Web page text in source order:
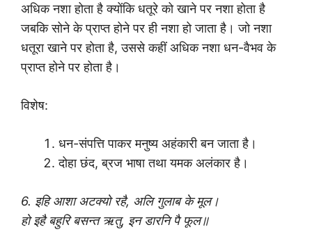
अधिक नशा होता है क्योंकि धतूरे को खाने पर नशा होता है
जबकि सोने के प्राप्त होने पर ही नशा हो जाता है। जो नशा
धतूरा खाने पर होता है, उससे कहीं अधिक नशा धन-वैभव के
प्राप्त होने पर होता है।
विशेष:
धन-संपत्ति पाकर मनुष्य अहंकारी बन जाता है।
दोहा छंद, ब्रज भाषा तथा यमक अलंकार है।
6. इहि आशा अटक्यो रहै, अलि गुलाब के मूल।
हो इहै बहुरि बसन्त ऋतु, इन डारनि पै फूल॥